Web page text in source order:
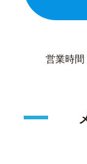
営業時